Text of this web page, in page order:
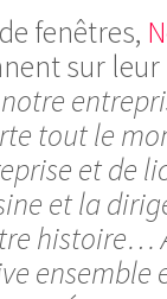
fenêtres,
sur
tout le
et de
et la
histoire…
ensemble